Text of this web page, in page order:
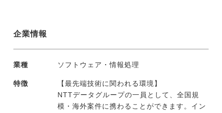
企業情報
業種 ソフトウェア・情報処理
特徴
【最先端技術に関われる環境】
NTTデータグループの一員として、全国規
模・海外案件に携わることができます。イン